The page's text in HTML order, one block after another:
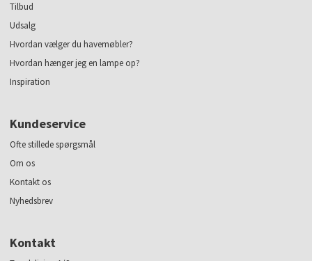
Tilbud
Udsalg
Hvordan vælger du havemøbler?
Hvordan hænger jeg en lampe op?
Inspiration
Kundeservice
Ofte stillede spørgsmål
Om os
Kontakt os
Nyhedsbrev
Kontakt